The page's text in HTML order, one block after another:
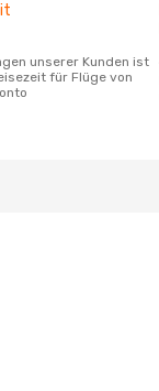
für Flüge von